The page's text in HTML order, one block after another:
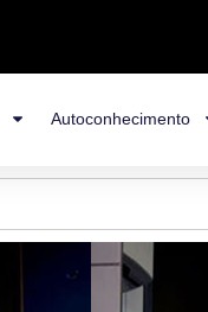
Autoconhecimento